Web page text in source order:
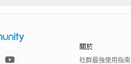
關於
社群最強使用指南